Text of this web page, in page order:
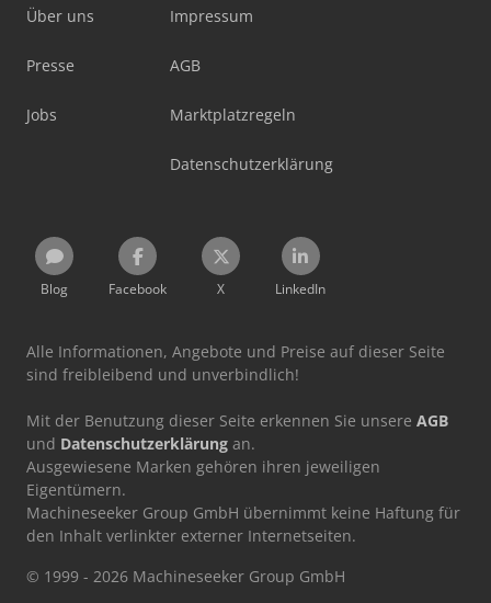
Über uns
Presse
Jobs
Impressum
AGB
Marktplatzregeln
Datenschutzerklärung
Blog Facebook X LinkedIn
Alle Informationen, Angebote und Preise auf dieser Seite
sind freibleibend und unverbindlich!
Mit der Benutzung dieser Seite erkennen Sie unsere AGB
und Datenschutzerklärung an.
Ausgewiesene Marken gehören ihren jeweiligen
Eigentümern.
Machineseeker Group GmbH übernimmt keine Haftung für
den Inhalt verlinkter externer Internetseiten.
© 1999 - 2026 Machineseeker Group GmbH